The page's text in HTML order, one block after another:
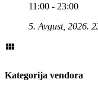
11:00 - 23:00
5. Avgust, 2026.
Kategorija vendora